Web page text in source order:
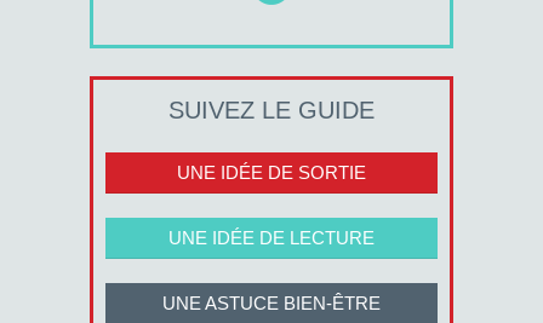
SUIVEZ LE GUIDE
UNE IDÉE DE SORTIE
UNE IDÉE DE LECTURE
UNE ASTUCE BIEN-ÊTRE